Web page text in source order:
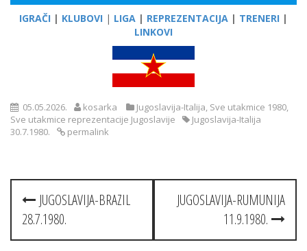
IGRAČI | KLUBOVI | LIGA | REPREZENTACIJA | TRENERI |
LINKOVI
05.05.2026. kosarka Jugoslavija-Italija Sve utakmice 1980
Sve utakmice reprezentacije Jugoslavije
Jugoslavija-Italija
30.7.1980.
permalink
Post
navigation
JUGOSLAVIJA-BRAZIL
28.7.1980.
JUGOSLAVIJA-RUMUNIJA
11.9.1980.